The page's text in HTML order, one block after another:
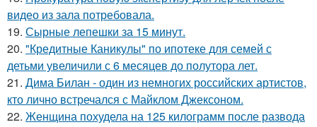
видео из зала потребовала.
19. Сырные лепешки за 15 минут.
20. "Кредитные Каникулы" по ипотеке для семей с
детьми увеличили с 6 месяцев до полутора лет.
21. Дима Билан - один из немногих российских артистов,
кто лично встречался с Майклом Джексоном.
22. Женщина похудела на 125 килограмм после развода